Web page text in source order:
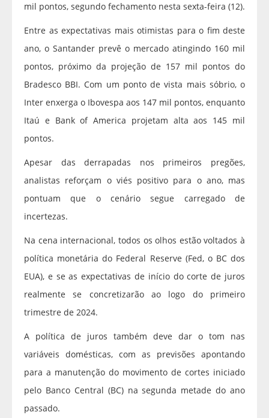
mil pontos, segundo fechamento nesta sexta-feira (12).
Entre as expectativas mais otimistas para o fim deste
ano, o Santander prevê o mercado atingindo 160 mil
pontos, próximo da projeção de 157 mil pontos do
Bradesco BBI. Com um ponto de vista mais sóbrio, o
Inter enxerga o Ibovespa aos 147 mil pontos, enquanto
Itaú e Bank of America projetam alta aos 145 mil
pontos.
Apesar das derrapadas nos primeiros pregões,
analistas reforçam o viés positivo para o ano, mas
pontuam que o cenário segue carregado de
incertezas.
Na cena internacional, todos os olhos estão voltados à
política monetária do Federal Reserve (Fed, o BC dos
EUA), e se as expectativas de início do corte de juros
realmente se concretizarão ao logo do primeiro
trimestre de 2024.
A política de juros também deve dar o tom nas
variáveis domésticas, com as previsões apontando
para a manutenção do movimento de cortes iniciado
pelo Banco Central (BC) na segunda metade do ano
passado.